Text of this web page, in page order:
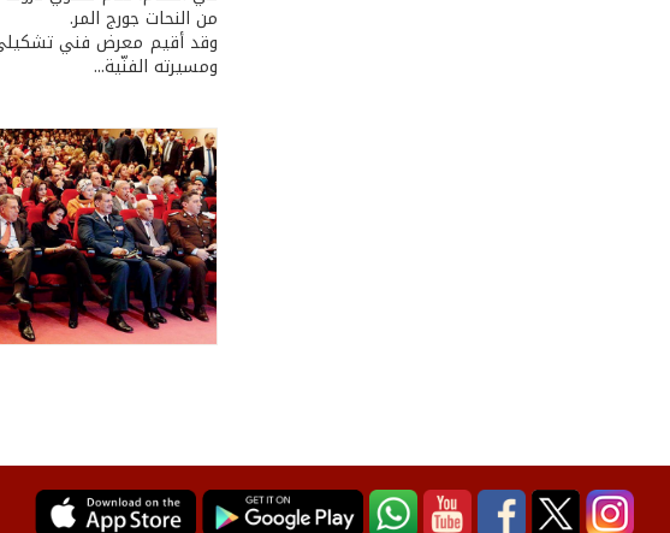
من النحات جورج المر.
ومسيرته الفنّية...